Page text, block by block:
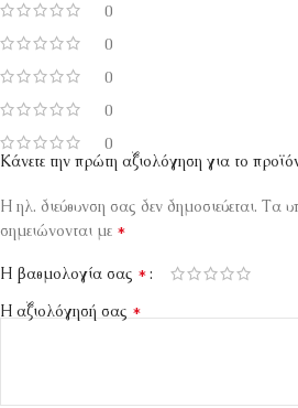
0
0
0
0
0
Κάνετε την πρώτη αξιολόγηση για το
Η ηλ. διεύθυνση σας δεν δημοσιεύεται. Τα
σημειώνονται με *
Η βαθμολογία σας *
Η αξιολόγησή σας *